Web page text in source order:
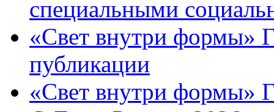
специальными
«Свет внутри формы»
публикации
«Свет внутри формы»